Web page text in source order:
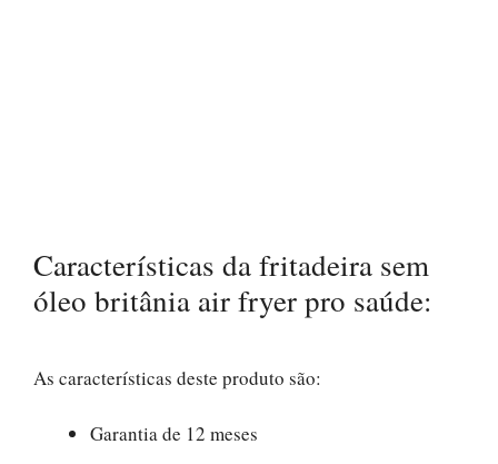
Características da fritadeira sem
óleo britânia air fryer pro saúde:
As características deste produto são:
Garantia de 12 meses